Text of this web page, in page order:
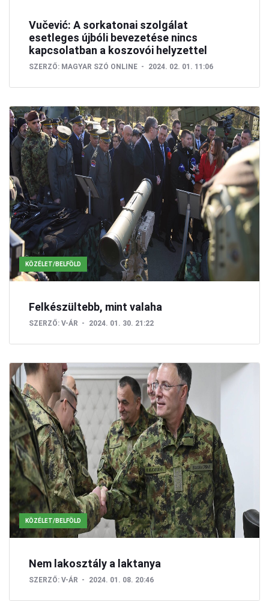
Vučević: A sorkatonai szolgálat
esetleges újbóli bevezetése nincs
kapcsolatban a koszovói helyzettel
SZERZŐ: MAGYAR SZÓ ONLINE 2024. 02. 01. 11:06
KÖZÉLET/BELFÖLD
Felkészültebb, mint valaha
SZERZŐ: V-ÁR 2024. 01. 30. 21:22
KÖZÉLET/BELFÖLD
Nem lakosztály a laktanya
SZERZŐ: V-ÁR 2024. 01. 08. 20:46